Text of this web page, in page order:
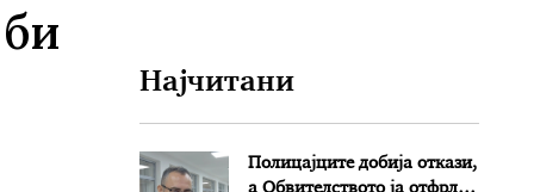
Најчитани
Полицајците добија откази,
а Обвителството ја отфрли